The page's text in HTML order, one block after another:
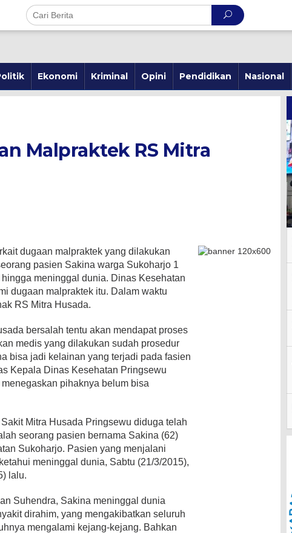
Ekonomi Kriminal Opini Pendidikan Nasional
Malpraktek RS Mitra
dugaan malpraktek yang dilakukan
pasien Sakina warga Sukoharjo 1
meninggal dunia. Dinas Kesehatan
dugaan malpraktek itu. Dalam waktu
RS Mitra Husada.
bersalah tentu akan mendapat proses
medis yang dilakukan sudah prosedur
bisa jadi kelainan yang terjadi pada fasien
Kepala Dinas Kesehatan Pringsewu
pihaknya belum bisa
Mitra Husada Pringsewu diduga telah
seorang pasien bernama Sakina (62)
Sukoharjo. Pasien yang menjalani
meninggal dunia, Sabtu (21/3/2015),
lalu.
Suhendra, Sakina meninggal dunia
dirahim, yang mengakibatkan seluruh
mengalami kejang-kejang. Bahkan